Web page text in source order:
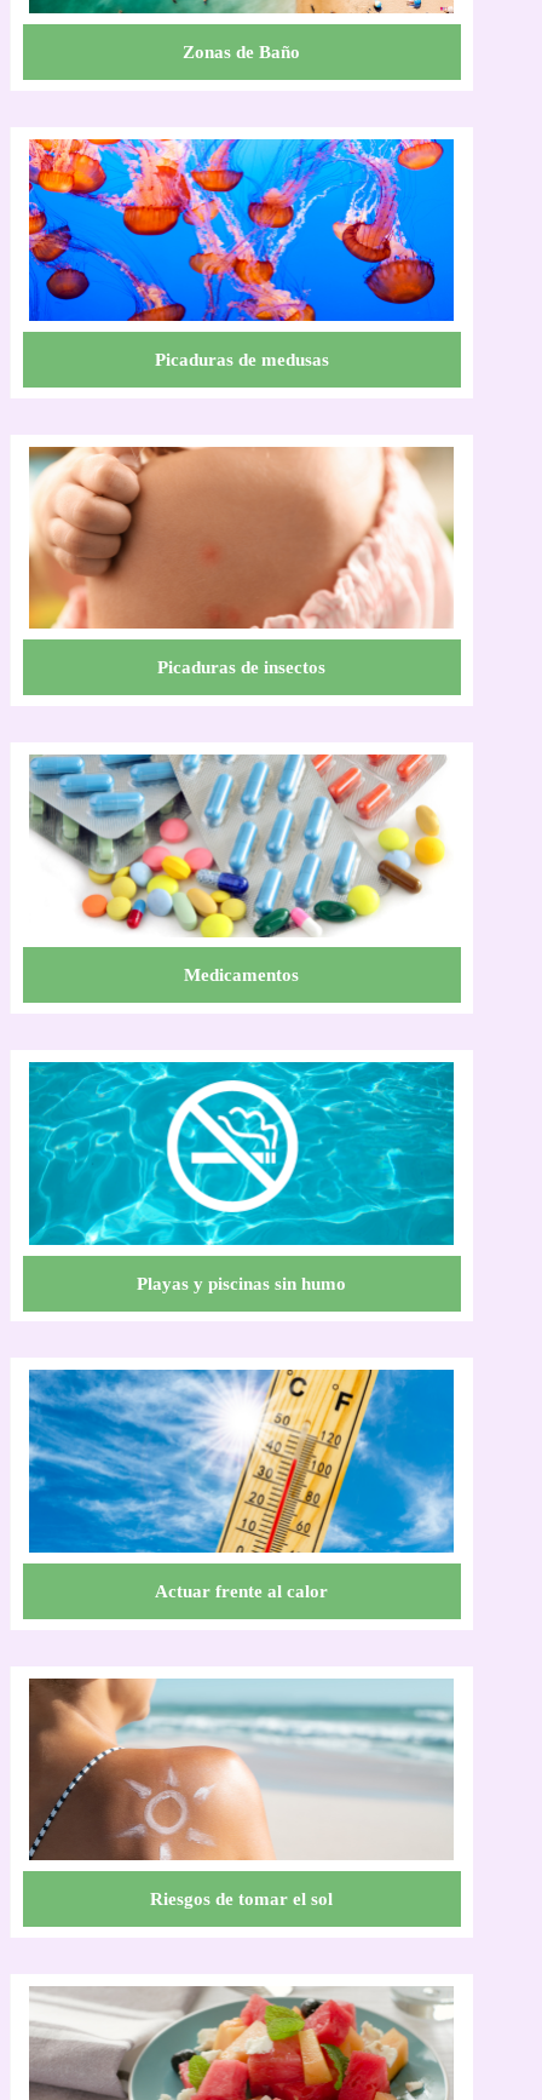
Zonas de Baño
Picaduras de medusas
Picaduras de insectos
Medicamentos
Playas y piscinas sin humo
Actuar frente al calor
Riesgos de tomar el sol